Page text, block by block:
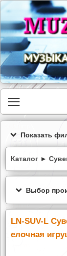
Показать
Каталог ►
Выбор
LN-SUV-L
елочная